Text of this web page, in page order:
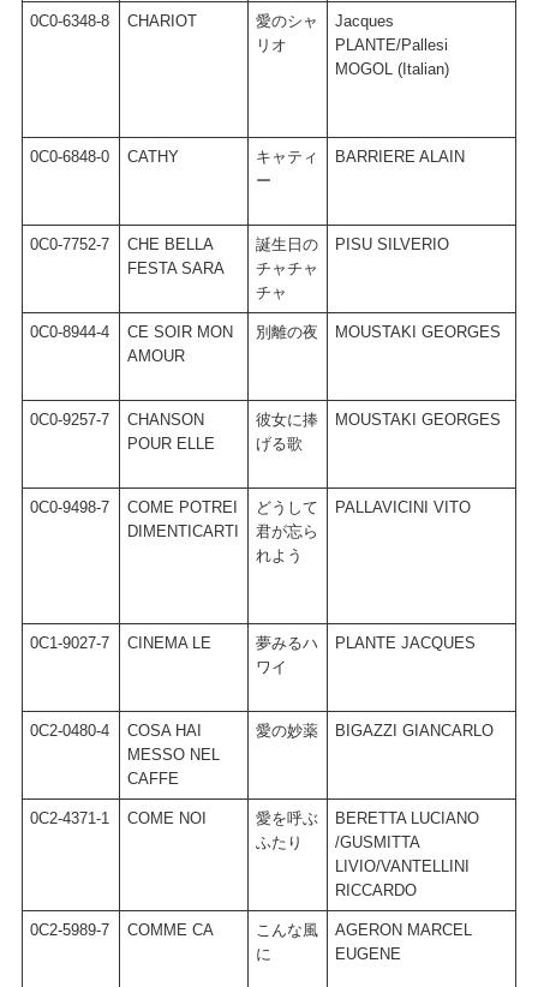
0C0-6348-8 CHARIOT
愛のシャ
リオ
Jacques
PLANTE/Pallesi
MOGOL (Italian)
0C0-6848-0 CATHY
キャティ
ー
BARRIERE ALAIN
0C0-7752-7
CHE BELLA
FESTA SARA
誕生日の
チャチャ
チャ
PISU SILVERIO
0C0-8944-4
CE SOIR MON
AMOUR
別離の夜 MOUSTAKI GEORGES
0C0-9257-7
CHANSON
POUR ELLE
彼女に捧
げる歌
MOUSTAKI GEORGES
0C0-9498-7
COME POTREI
DIMENTICARTI
どうして
君が忘ら
れよう
PALLAVICINI VITO
0C1-9027-7 CINEMA LE
夢みるハ
ワイ
PLANTE JACQUES
0C2-0480-4
COSA HAI
MESSO NEL
CAFFE
愛の妙薬 BIGAZZI GIANCARLO
0C2-4371-1 COME NOI
愛を呼ぶ
ふたり
BERETTA LUCIANO
/GUSMITTA
LIVIO/VANTELLINI
RICCARDO
0C2-5989-7 COMME CA
こんな風
に
AGERON MARCEL
EUGENE